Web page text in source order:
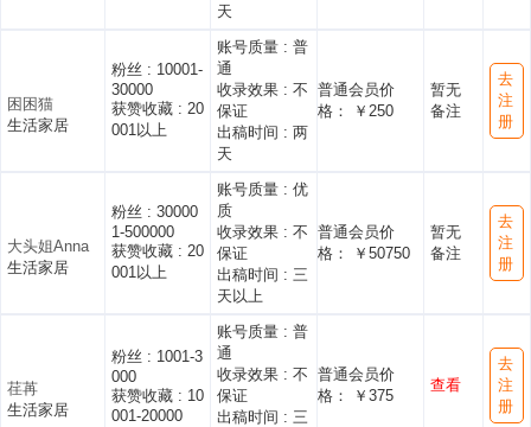
天
困困猫
生活家居
粉丝 : 10001-
30000
获赞收藏 : 20
001以上
账号质量 : 普
通
收录效果 : 不
保证
出稿时间 : 两
天
普通会员价
格： ￥250
暂无
备注
去
注
册
大头姐Anna
生活家居
粉丝 : 30000
1-500000
获赞收藏 : 20
001以上
账号质量 : 优
质
收录效果 : 不
保证
出稿时间 : 三
天以上
普通会员价
格： ￥50750
暂无
备注
去
注
册
荏苒
生活家居
粉丝 : 1001-3
000
获赞收藏 : 10
001-20000
账号质量 : 普
通
收录效果 : 不
保证
出稿时间 : 三
普通会员价
格： ￥375
查看
去
注
册